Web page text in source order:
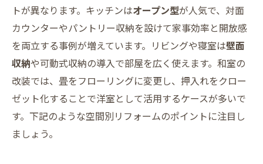
トが異なります。キッチンはオープン型が人気で、対面
カウンターやパントリー収納を設けて家事効率と開放感
を両立する事例が増えています。リビングや寝室は壁面
収納や可動式収納の導入で部屋を広く使えます。和室の
改装では、畳をフローリングに変更し、押入れをクロー
ゼット化することで洋室として活用するケースが多いで
す。下記のような空間別リフォームのポイントに注目し
ましょう。